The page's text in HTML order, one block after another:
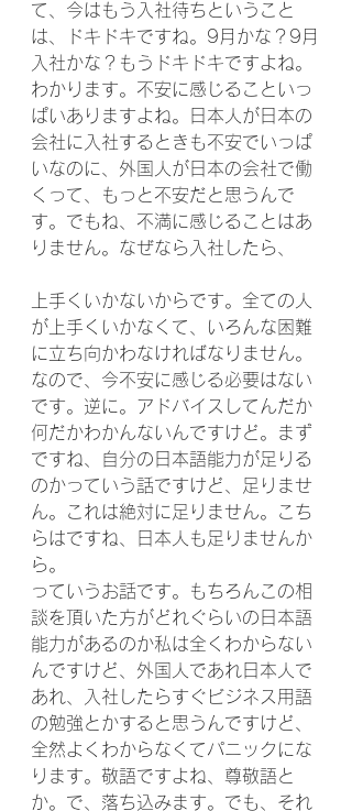
て、今はもう入社待ちということ
は、ドキドキですね。9月かな？9月
入社かな？もうドキドキですよね。
わかります。不安に感じることいっ
ぱいありますよね。日本人が日本の
会社に入社するときも不安でいっぱ
いなのに、外国人が日本の会社で働
くって、もっと不安だと思うんで
す。でもね、不満に感じることはあ
りません。なぜなら入社したら、
上手くいかないからです。全ての人
が上手くいかなくて、いろんな困難
に立ち向かわなければなりません。
なので、今不安に感じる必要はない
です。逆に。アドバイスしてんだか
何だかわかんないんですけど。まず
ですね、自分の日本語能力が足りる
のかっていう話ですけど、足りませ
ん。これは絶対に足りません。こち
らはですね、日本人も足りませんか
ら。
っていうお話です。もちろんこの相
談を頂いた方がどれぐらいの日本語
能力があるのか私は全くわからない
んですけど、外国人であれ日本人で
あれ、入社したらすぐビジネス用語
の勉強とかすると思うんですけど、
全然よくわからなくてパニックにな
ります。敬語ですよね、尊敬語と
か。で、落ち込みます。でも、それ